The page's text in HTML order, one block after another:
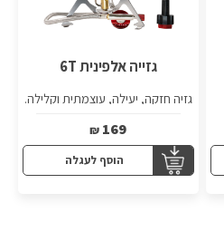
גזייה אלפינית 6T
גזיה חזקה, יעילה, עוצמתית וקלילה.
169
₪
הוסף לעגלה